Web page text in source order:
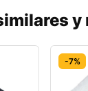
y
-7%